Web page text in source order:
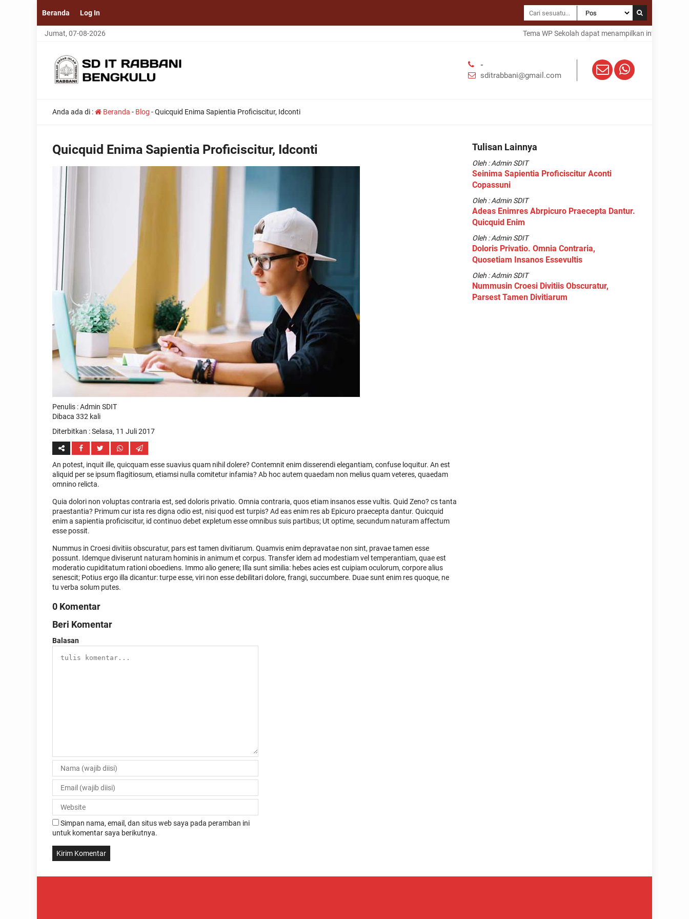
Beranda Log In
Jumat, 07-08-2026 Tema WP Sekolah dapat menampilkan informasi
-
sditrabbani@gmail.com
Anda ada di : Beranda - Blog -Quicquid Enima Sapientia Proficiscitur, Idconti
Quicquid Enima Sapientia Proficiscitur, Idconti
Penulis : Admin SDIT
Dibaca 332 kali
Diterbitkan :Selasa, 11 Juli 2017
An potest, inquit ille, quicquam esse suavius quam nihil dolere? Contemnit enim disserendi elegantiam, confuse loquitur. An est
aliquid per se ipsum flagitiosum, etiamsi nulla comitetur infamia? Ab hoc autem quaedam non melius quam veteres, quaedam
omnino relicta.
Quia dolori non voluptas contraria est, sed doloris privatio. Omnia contraria, quos etiam insanos esse vultis. Quid Zeno? cs tanta
praestantia? Primum cur ista res digna odio est, nisi quod est turpis? Ad eas enim res ab Epicuro praecepta dantur. Quicquid
enim a sapientia proficiscitur, id continuo debet expletum esse omnibus suis partibus; Ut optime, secundum naturam affectum
esse possit.
Nummus in Croesi divitiis obscuratur, pars est tamen divitiarum. Quamvis enim depravatae non sint, pravae tamen esse
possunt. Idemque diviserunt naturam hominis in animum et corpus. Transfer idem ad modestiam vel temperantiam, quae est
moderatio cupiditatum rationi oboediens. Immo alio genere; Illa sunt similia: hebes acies est cuipiam oculorum, corpore alius
senescit; Potius ergo illa dicantur: turpe esse, viri non esse debilitari dolore, frangi, succumbere. Duae sunt enim res quoque, ne
tu verba solum putes.
0 Komentar
Beri Komentar
Balasan
Simpan nama, email, dan situs web saya pada peramban ini
untuk komentar saya berikutnya.
Tulisan Lainnya
Oleh : Admin SDIT
Seinima Sapientia Proficiscitur Aconti
Copassuni
Oleh : Admin SDIT
Adeas Enimres Abrpicuro Praecepta Dantur.
Quicquid Enim
Oleh : Admin SDIT
Doloris Privatio. Omnia Contraria,
Quosetiam Insanos Essevultis
Oleh : Admin SDIT
Nummusin Croesi Divitiis Obscuratur,
Parsest Tamen Divitiarum